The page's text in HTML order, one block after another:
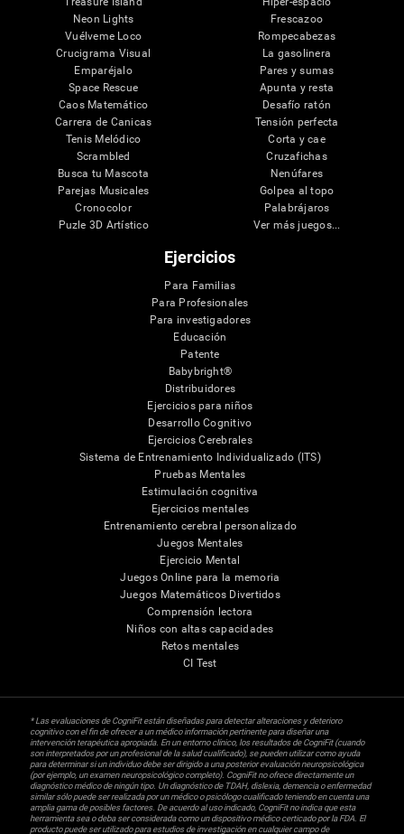
Neon Lights
Vuélveme Loco
Crucigrama Visual
Emparéjalo
Space Rescue
Caos Matemático
Carrera de Canicas
Tenis Melódico
Scrambled
Busca tu Mascota
Parejas Musicales
Cronocolor
Puzle 3D Artístico
Frescazoo
Rompecabezas
La gasolinera
Pares y sumas
Apunta y resta
Desafío ratón
Tensión perfecta
Corta y cae
Cruzafichas
Nenúfares
Golpea al topo
Palabrájaros
Ver más juegos...
Ejercicios
Para Familias
Para Profesionales
Para investigadores
Educación
Patente
Babybright®
Distribuidores
Ejercicios para niños
Desarrollo Cognitivo
Ejercicios Cerebrales
Sistema de Entrenamiento Individualizado (ITS)
Pruebas Mentales
Estimulación cognitiva
Ejercicios mentales
Entrenamiento cerebral personalizado
Juegos Mentales
Ejercicio Mental
Juegos Online para la memoria
Juegos Matemáticos Divertidos
Comprensión lectora
Niños con altas capacidades
Retos mentales
CI Test
* Las evaluaciones de CogniFit están diseñadas para detectar alteraciones y deterioro
cognitivo con el fin de ofrecer a un médico información pertinente para diseñar una
intervención terapéutica apropiada. En un entorno clínico, los resultados de CogniFit (cuando
son interpretados por un profesional de la salud cualificado), se pueden utilizar como ayuda
para determinar si un individuo debe ser dirigido a una posterior evaluación neuropsicológica
(por ejemplo, un examen neuropsicológico completo). CogniFit no ofrece directamente un
diagnóstico médico de ningún tipo. Un diagnóstico de TDAH, dislexia, demencia o enfermedad
similar sólo puede ser realizada por un médico o psicólogo cualificado teniendo en cuenta una
amplia gama de posibles factores. De acuerdo al uso indicado, CogniFit no indica que esta
herramienta sea o deba ser considerada como un dispositivo médico certicado por la FDA. El
producto puede ser utilizado para estudios de investigación en cualquier campo de